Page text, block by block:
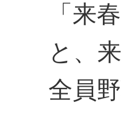
「来
と、
全員